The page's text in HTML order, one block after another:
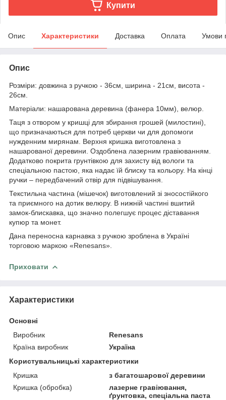
Купити
Опис Характеристики Доставка Оплата Умови
Опис
Розміри: довжина з ручкою - 36см, ширина - 21см, висота -
26см.
Матеріали: нашарована деревина (фанера 10мм), велюр.
Таця з отвором у кришці для збирання грошей (милостині),
що призначаються для потреб церкви чи для допомоги
нужденним мирянам. Верхня кришка виготовлена з
нашарованої деревини. Оздоблена лазерним гравіюванням.
Додатково покрита грунтівкою для захисту від вологи та
спеціальною пастою, яка надає їй блиску та кольору. На кінці
ручки – передбачений отвір для підвішування.
Текстильна частина (мішечок) виготовлений зі зносостійкого
та приємного на дотик велюру. В нижній частині вшитий
замок-блискавка, що значно полегшує процес діставання
купюр та монет.
Дана переносна карнавка з ручкою зроблена в Україні
торговою маркою «Renesans».
Приховати
Характеристики
Основні
Виробник
Renesans
Країна виробник
Україна
Користувальницькі характеристики
Кришка
з багатошарової деревини
Кришка (обробка)
лазерне гравіювання,
ґрунтовка, спеціальна паста